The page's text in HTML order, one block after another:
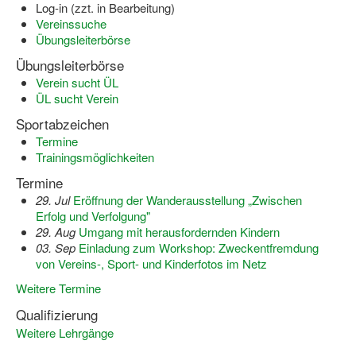
Wir über uns "Leitbild"
Vorstand Sportjugend
Vereinsentwicklung – Zeig dein Profil
Ferienfreizeiten
Sporthelferforum
Kinder- und Jugendqualifizierung
Kinderschutz im Sport
Log-in (zzt. in Bearbeitung)
Vereinssuche
Übungsleiterbörse
Übungsleiterbörse
Verein sucht ÜL
ÜL sucht Verein
Sportabzeichen
Termine
Trainingsmöglichkeiten
Termine
29. Jul Eröffnung der Wanderausstellung „Zwischen
Erfolg und Verfolgung"
29. Aug Umgang mit herausfordernden Kindern
03. Sep Einladung zum Workshop: Zweckentfremdung
von Vereins-, Sport- und Kinderfotos im Netz
Weitere Termine
Qualifizierung
Weitere Lehrgänge